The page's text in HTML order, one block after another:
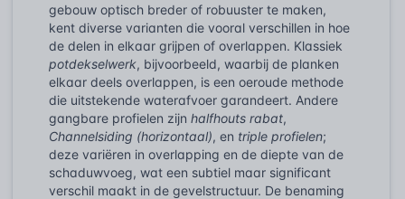
gebouw optisch breder of robuuster te maken,
kent diverse varianten die vooral verschillen in hoe
de delen in elkaar grijpen of overlappen. Klassiek
potdekselwerk, bijvoorbeeld, waarbij de planken
elkaar deels overlappen, is een oeroude methode
die uitstekende waterafvoer garandeert. Andere
gangbare profielen zijn halfhouts rabat,
Channelsiding (horizontaal), en triple profielen;
deze variëren in overlapping en de diepte van de
schaduwvoeg, wat een subtiel maar significant
verschil maakt in de gevelstructuur. De benaming